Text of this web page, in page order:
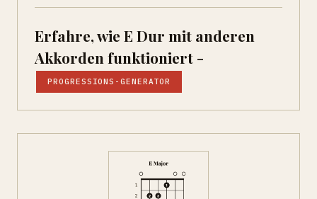
Erfahre, wie E Dur mit anderen
Akkorden funktioniert -
PROGRESSIONS-GENERATOR